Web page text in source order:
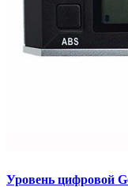
Уровень цифровой